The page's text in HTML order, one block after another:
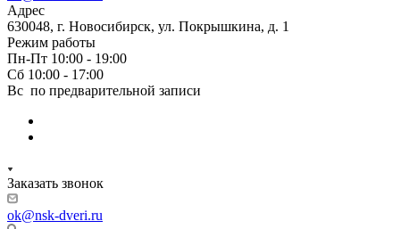
Адрес
630048, г. Новосибирск, ул. Покрышкина, д. 1
Режим работы
Пн-Пт 10:00 - 19:00
Сб 10:00 - 17:00
Вс по предварительной записи
Заказать звонок
ok@nsk-dveri.ru